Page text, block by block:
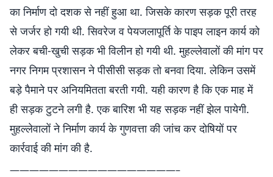
का निर्माण दो दशक से नहीं हुआ था. जिसके कारण सड़क पूरी तरह
से जर्जर हो गयी थी. सिवरेज व पेयजलापूर्ति के पाइप लाइन कार्य को
लेकर बची-खुची सड़क भी विलीन हो गयी थी. मुहल्लेवालों की मांग पर
नगर निगम प्रशासन ने पीसीसी सड़क तो बनवा दिया. लेकिन उसमें
बड़े पैमाने पर अनियमितता बरती गयी. यही कारण है कि एक माह में
ही सड़क टुटने लगी है. एक बारिश भी यह सड़क नहीं झेल पायेगी.
मुहल्लेवालों ने निर्माण कार्य के गुणवत्ता की जांच कर दोषियों पर
कार्रवाई की मांग की है.
—————————————————–